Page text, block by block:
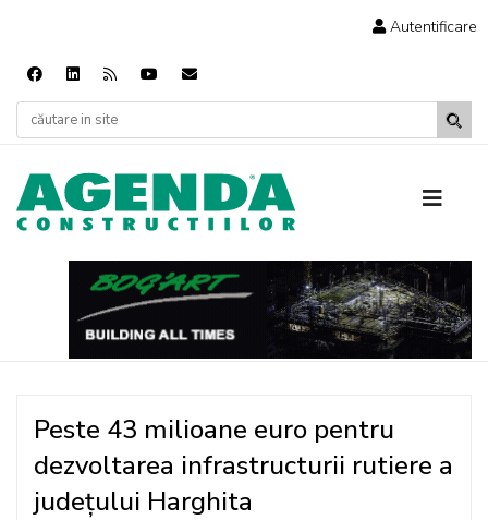
Autentificare
Peste 43 milioane euro pentru
dezvoltarea infrastructurii rutiere a
județului Harghita